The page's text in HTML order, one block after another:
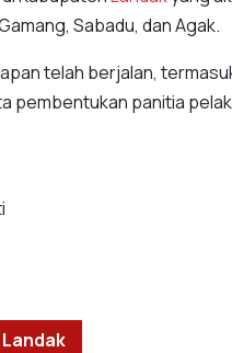
Sabadu, dan Agak.
telah berjalan,
pembentukan panitia